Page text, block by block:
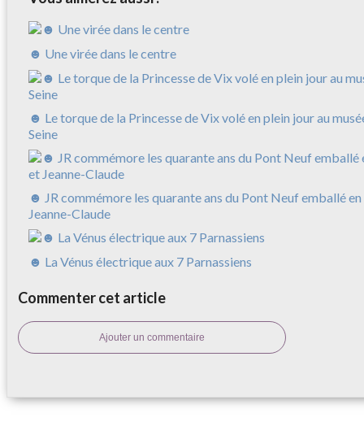
☻ Une virée dans le centre
☻ Le torque de la Princesse de Vix volé en plein jour au
Seine
☻ JR commémore les quarante ans du Pont Neuf emballé
Jeanne-Claude
☻ La Vénus électrique aux 7 Parnassiens
Commenter cet article
Ajouter un commentaire